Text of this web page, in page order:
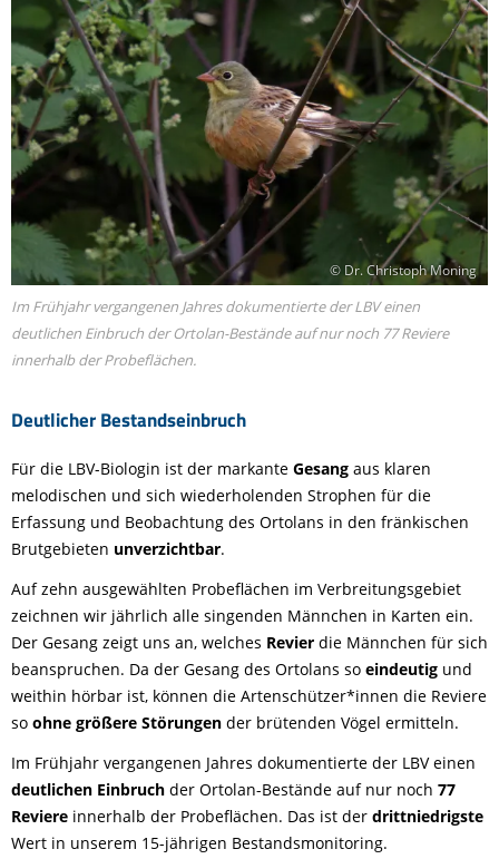
Deutlicher Bestandseinbruch
© Dr. Christoph Moning
Im Frühjahr vergangenen Jahres dokumentierte der LBV einen
deutlichen Einbruch der Ortolan-Bestände auf nur noch 77 Reviere
innerhalb der Probeflächen.
Für die LBV-Biologin ist der markante Gesang aus klaren
melodischen und sich wiederholenden Strophen für die
Erfassung und Beobachtung des Ortolans in den fränkischen
Brutgebieten unverzichtbar.
Auf zehn ausgewählten Probeflächen im Verbreitungsgebiet
zeichnen wir jährlich alle singenden Männchen in Karten ein.
Der Gesang zeigt uns an, welches Revier die Männchen für sich
beanspruchen. Da der Gesang des Ortolans so eindeutig und
weithin hörbar ist, können die Artenschützer*innen die Reviere
so ohne größere Störungen der brütenden Vögel ermitteln.
Im Frühjahr vergangenen Jahres dokumentierte der LBV einen
deutlichen Einbruch der Ortolan-Bestände auf nur noch 77
Reviere innerhalb der Probeflächen. Das ist der drittniedrigste
Wert in unserem 15-jährigen Bestandsmonitoring.